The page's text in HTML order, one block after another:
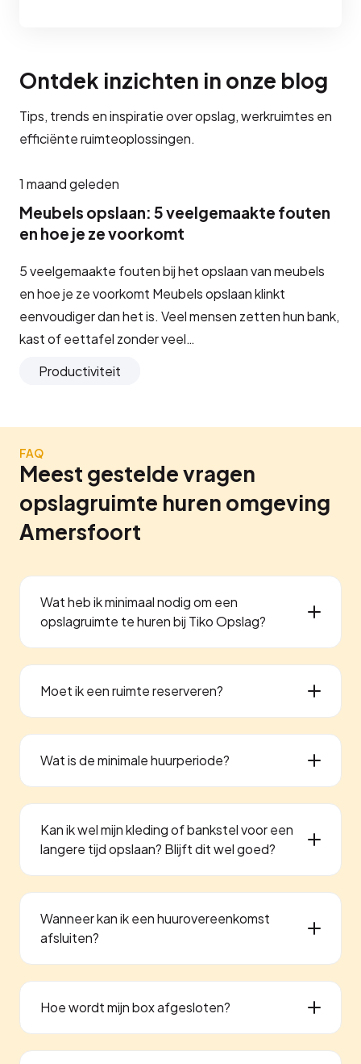
Ontdek inzichten in onze blog
Tips, trends en inspiratie over opslag, werkruimtes en
efficiënte ruimteoplossingen.
1 maand geleden
Meubels opslaan: 5 veelgemaakte fouten
en hoe je ze voorkomt
5 veelgemaakte fouten bij het opslaan van meubels
en hoe je ze voorkomt Meubels opslaan klinkt
eenvoudiger dan het is. Veel mensen zetten hun bank,
kast of eettafel zonder veel…
Productiviteit
FAQ
Meest gestelde vragen
opslagruimte huren omgeving
Amersfoort
Wat heb ik minimaal nodig om een
opslagruimte te huren bij Tiko Opslag?
Moet ik een ruimte reserveren?
Wat is de minimale huurperiode?
Kan ik wel mijn kleding of bankstel voor een
langere tijd opslaan? Blijft dit wel goed?
Wanneer kan ik een huurovereenkomst
afsluiten?
Hoe wordt mijn box afgesloten?